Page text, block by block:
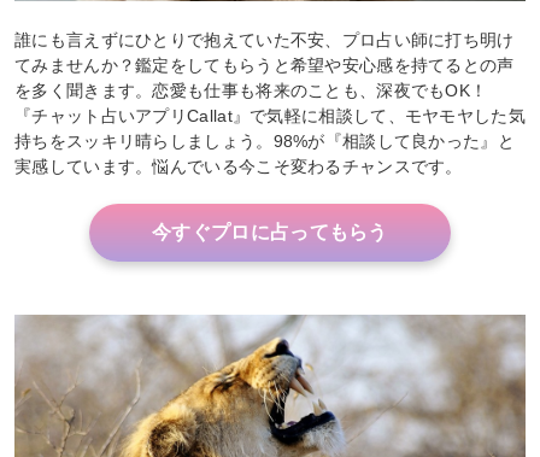
誰にも言えずにひとりで抱えていた不安、プロ占い師に打ち明け
てみませんか？鑑定をしてもらうと希望や安心感を持てるとの声
を多く聞きます。恋愛も仕事も将来のことも、深夜でもOK！
『チャット占いアプリCallat』で気軽に相談して、モヤモヤした気
持ちをスッキリ晴らしましょう。98%が『相談して良かった』と
実感しています。悩んでいる今こそ変わるチャンスです。
今すぐプロに占ってもらう